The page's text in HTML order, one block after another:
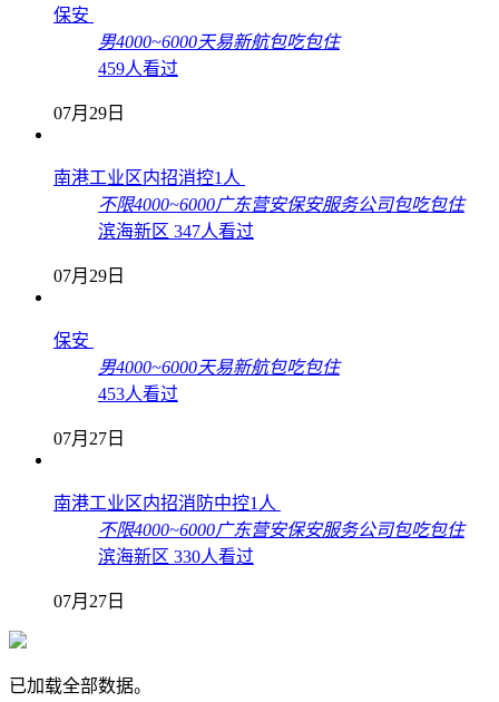
保安
男4000~6000天易新航包吃包住
459人看过
07月29日
南港工业区内招消控1人
不限4000~6000广东营安保安服务公司包吃包住
滨海新区 347人看过
07月29日
保安
男4000~6000天易新航包吃包住
453人看过
07月27日
南港工业区内招消防中控1人
不限4000~6000广东营安保安服务公司包吃包住
滨海新区 330人看过
07月27日
已加载全部数据。